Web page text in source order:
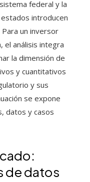
federal y la
introducen
un inversor
el análisis integra
la dimensión de
y cuantitativos
y sus
se expone
datos y casos
de datos